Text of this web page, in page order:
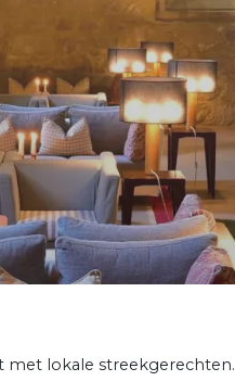
met lokale streekgerechten.